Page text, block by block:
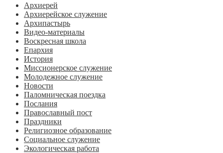
Архиерей
Архиерейское служение
Архипастырь
Видео-материалы
Воскресная школа
Епархия
История
Миссионерское служение
Молодежное служение
Новости
Паломническая поездка
Послания
Православный пост
Праздники
Религиозное образование
Социальное служение
Экологическая работа